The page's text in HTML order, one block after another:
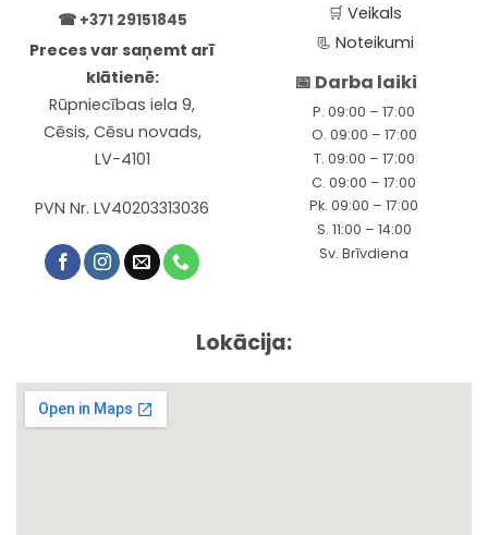
☎ +371 29151845
Preces var saņemt arī
klātienē:
Rūpniecības iela 9,
Cēsis, Cēsu novads,
LV-4101
PVN Nr. LV40203313036
🛒Veikals
📃Noteikumi
📅 Darba laiki
P. 09:00 – 17:00
O. 09:00 – 17:00
T. 09:00 – 17:00
C. 09:00 – 17:00
Pk. 09:00 – 17:00
S. 11:00 – 14:00
Sv. Brīvdiena
Lokācija: